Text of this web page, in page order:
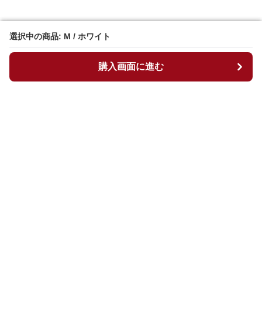
選択中の商品: M / ホワイト
購入画面に進む
選択中の商品: M / ホワイト
購入画面に進む